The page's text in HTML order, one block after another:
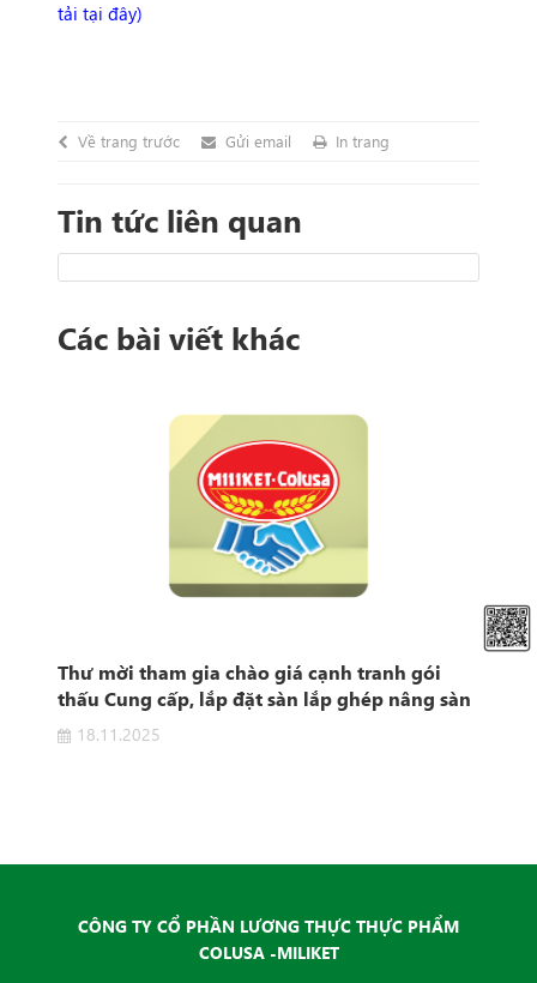
tải tại đây)
Về trang trước Gửi email In trang
Tin tức liên quan
Các bài viết khác
Thư mời tham gia chào giá cạnh tranh gói
thấu Cung cấp, lắp đặt sàn lắp ghép nâng sàn
khu vực sản xuất
18.11.2025
CÔNG TY CỔ PHẦN LƯƠNG THỰC THỰC PHẨM
COLUSA -MILIKET